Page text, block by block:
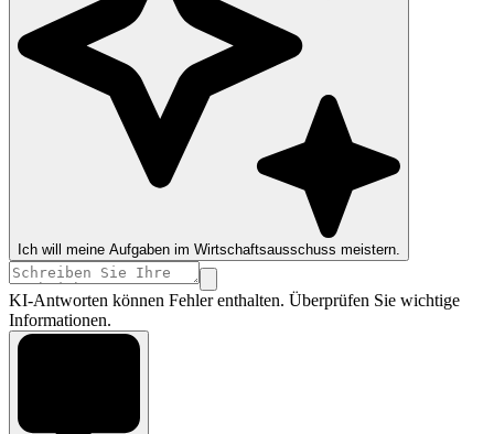
Ich will meine Aufgaben im Wirtschaftsausschuss meistern.
KI-Antworten können Fehler enthalten. Überprüfen Sie wichtige
Informationen.